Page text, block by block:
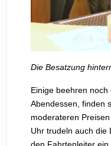
Die Besatzung
Einige beehren
Abendessen, finden
moderateren
Uhr trudeln auch die